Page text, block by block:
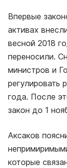
Впервые
активах
весной 2018
переносили.
министров и
регулировать
года. После
закон до 1
Аксаков
которые